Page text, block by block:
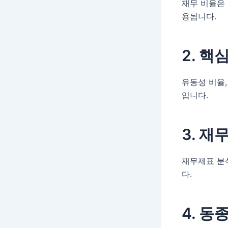
재무 비율은
용됩니다.
2. 핵
유동성 비
입니다.
3. 재
재무제표 분
다.
4. 동